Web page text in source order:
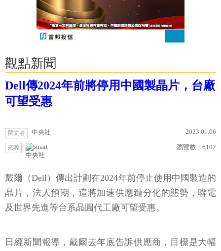
觀點新聞
Dell傳2024年前將停用中國製晶片，台廠
可望受惠
撰文者 中央社 2023.01.06
來源
中央社
瀏覽數： 6102
戴爾（Dell）傳出計劃在2024年前停止使用中國製造的
晶片，法人預期，這將加速供應鏈分化的態勢，聯電
及世界先進等台系晶圓代工廠可望受惠。
日經新聞報導，戴爾去年底告訴供應商，目標是大幅